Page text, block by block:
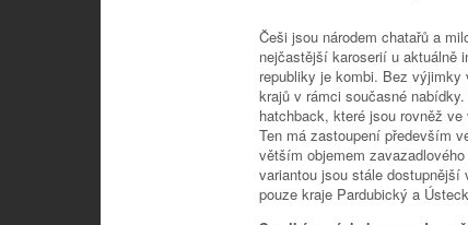
Češi jsou národem chatařů a
nejčastější karoserií u aktuálně
republiky je kombi. Bez
krajů v rámci současné
hatchback, které jsou rovněž
Ten má zastoupení především
větším objemem
variantou jsou stále
pouze kraje Pardubický a